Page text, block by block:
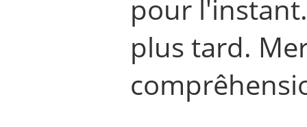
pour
plus tard.